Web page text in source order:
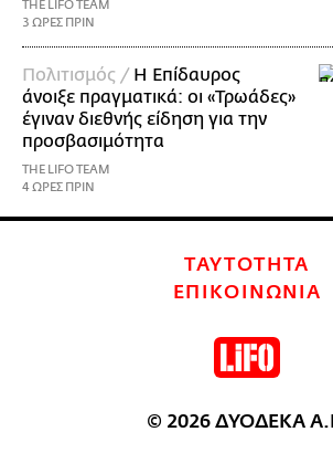
THE LIFO TEAM
3 ΩΡΕΣ ΠΡΙΝ
Πολιτισμός / Η Επίδαυρος
άνοιξε πραγματικά: οι «Τρωάδες»
έγιναν διεθνής είδηση για την
προσβασιμότητα
THE LIFO TEAM
4 ΩΡΕΣ ΠΡΙΝ
ΤΑΥΤΟΤΗΤΑ
ΕΠΙΚΟΙΝΩΝΙΑ
© 2026 ΔΥΟΔΕΚΑ